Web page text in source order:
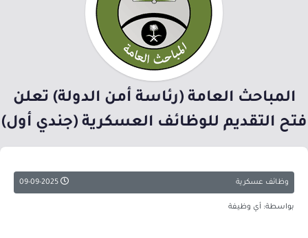
المباحث العامة (رئاسة أمن الدولة) تعلن
فتح التقديم للوظائف العسكرية (جندي أول)
وظائف عسكرية
بواسطة: أي وظيفة